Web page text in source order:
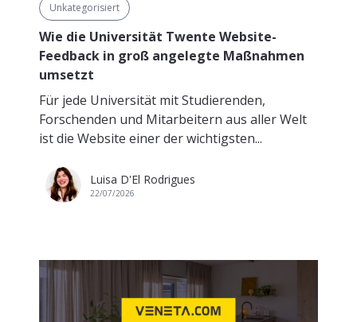
Unkategorisiert
Wie die Universität Twente Website-
Feedback in groß angelegte Maßnahmen
umsetzt
Für jede Universität mit Studierenden,
Forschenden und Mitarbeitern aus aller Welt
ist die Website einer der wichtigsten...
Luisa D'El Rodrigues
22/07/2026